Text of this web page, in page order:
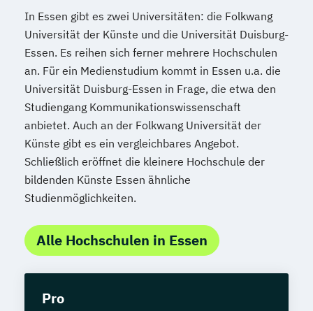
In Essen gibt es zwei Universitäten: die Folkwang
Universität der Künste und die Universität Duisburg-
Essen. Es reihen sich ferner mehrere Hochschulen
an. Für ein Medienstudium kommt in Essen u.a. die
Universität Duisburg-Essen in Frage, die etwa den
Studiengang Kommunikationswissenschaft
anbietet. Auch an der Folkwang Universität der
Künste gibt es ein vergleichbares Angebot.
Schließlich eröffnet die kleinere Hochschule der
bildenden Künste Essen ähnliche
Studienmöglichkeiten.
Alle Hochschulen in Essen
Pro